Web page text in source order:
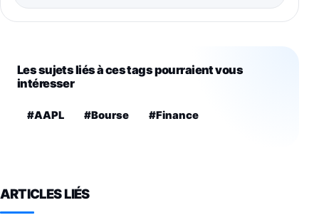
Les sujets liés à ces tags pourraient vous
intéresser
#AAPL #Bourse #Finance
ARTICLES LIÉS